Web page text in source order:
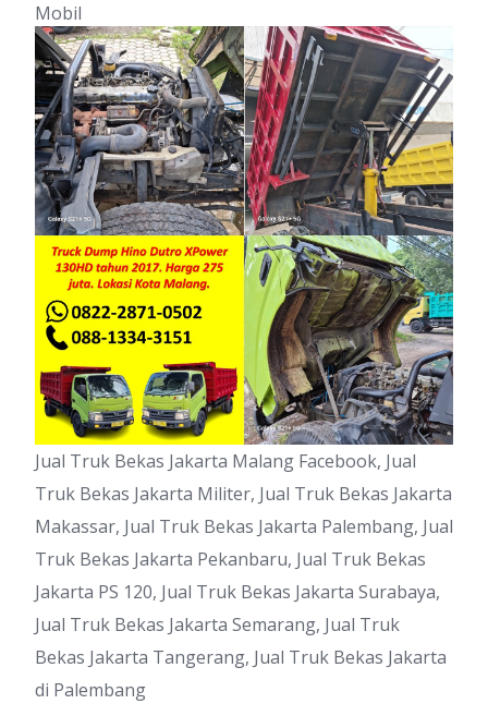
Mobil
Jual Truk Bekas Jakarta Malang Facebook, Jual
Truk Bekas Jakarta Militer, Jual Truk Bekas Jakarta
Makassar, Jual Truk Bekas Jakarta Palembang, Jual
Truk Bekas Jakarta Pekanbaru, Jual Truk Bekas
Jakarta PS 120, Jual Truk Bekas Jakarta Surabaya,
Jual Truk Bekas Jakarta Semarang, Jual Truk
Bekas Jakarta Tangerang, Jual Truk Bekas Jakarta
di Palembang